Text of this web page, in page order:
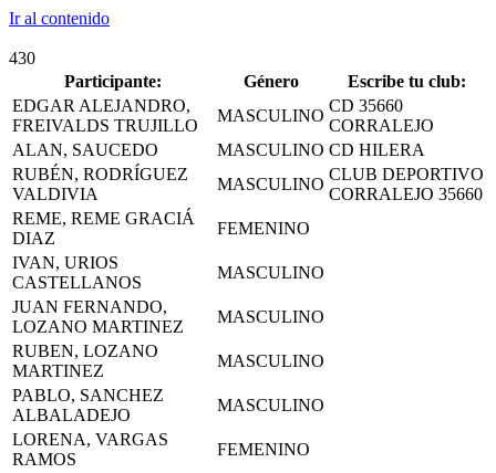
Ir al contenido
430
Participante:
Género
Escribe tu club:
EDGAR ALEJANDRO,
FREIVALDS TRUJILLO
MASCULINO
CD 35660
CORRALEJO
ALAN, SAUCEDO
MASCULINO CD HILERA
RUBÉN, RODRÍGUEZ
VALDIVIA
MASCULINO
CLUB DEPORTIVO
CORRALEJO 35660
REME, REME GRACIÁ
DIAZ
FEMENINO
IVAN, URIOS
CASTELLANOS
MASCULINO
JUAN FERNANDO,
LOZANO MARTINEZ
MASCULINO
RUBEN, LOZANO
MARTINEZ
MASCULINO
PABLO, SANCHEZ
ALBALADEJO
MASCULINO
LORENA, VARGAS
RAMOS
FEMENINO